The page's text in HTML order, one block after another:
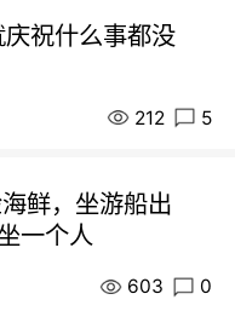
祝什么事都没
212 5
鲜，坐游船出
一个人
603 0